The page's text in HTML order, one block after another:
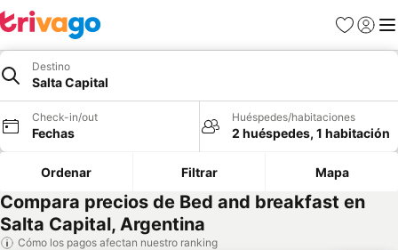
Favoritos
Iniciar
Destino
Salta Capital
Check-in/out
Fechas
Huéspedes/habitaciones
2 huéspedes, 1 habitación
Ordenar Filtrar Mapa
Compara precios de Bed and breakfast en
Salta Capital, Argentina
Cómo los pagos afectan nuestro ranking